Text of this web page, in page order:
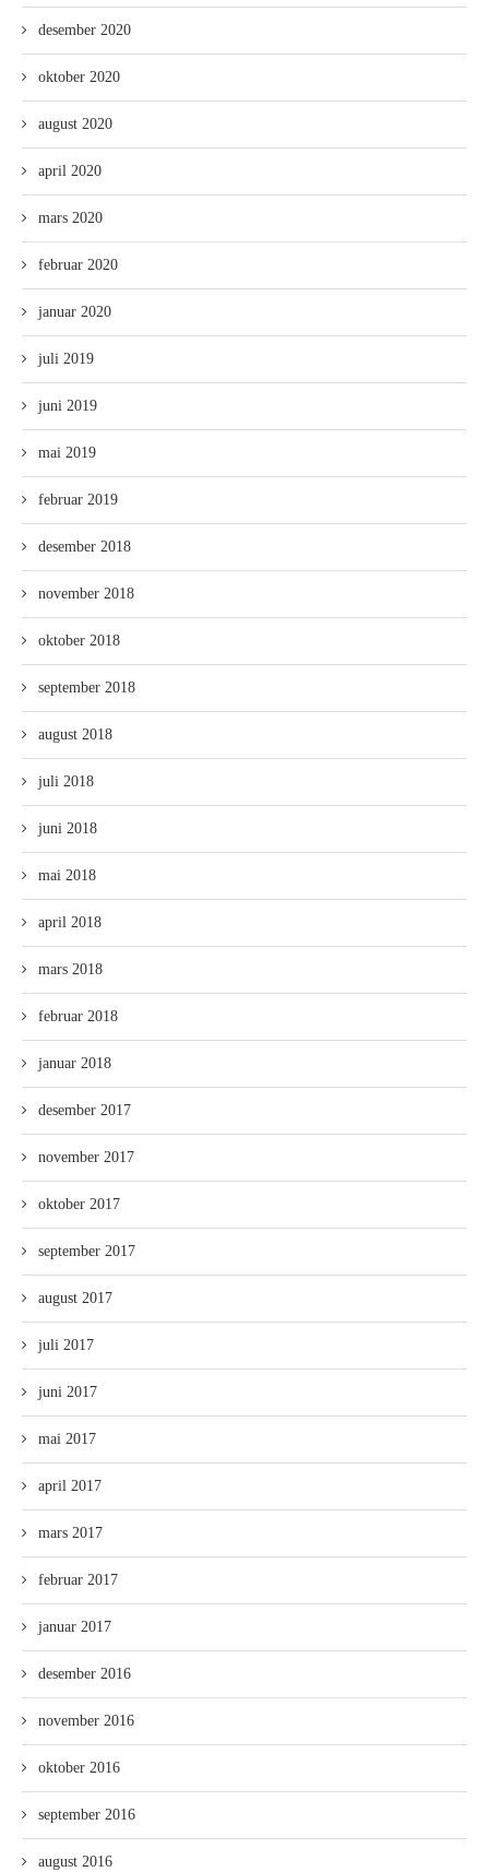
desember 2020
oktober 2020
august 2020
april 2020
mars 2020
februar 2020
januar 2020
juli 2019
juni 2019
mai 2019
februar 2019
desember 2018
november 2018
oktober 2018
september 2018
august 2018
juli 2018
juni 2018
mai 2018
april 2018
mars 2018
februar 2018
januar 2018
desember 2017
november 2017
oktober 2017
september 2017
august 2017
juli 2017
juni 2017
mai 2017
april 2017
mars 2017
februar 2017
januar 2017
desember 2016
november 2016
oktober 2016
september 2016
august 2016